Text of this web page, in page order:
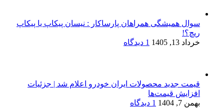
سوال همیشگی همراهان پارساکار : نیسان پیکاپ یا پیکاپ
ریچ؟!
خرداد 13, 1405
1 دیدگاه
قیمت جدید محصولات ایران خودرو اعلام شد | جزئیات
افزایش قیمت‌ها
بهمن 7, 1404
1 دیدگاه